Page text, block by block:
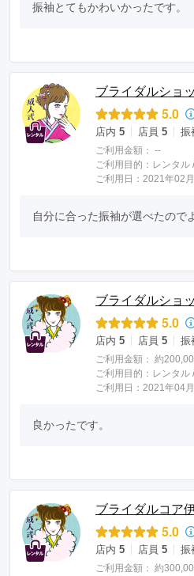
振袖とてもかわいかったです。
ブライダルショ
5.0
店内 5 店員 5 振
ご利用金額： --
ご利用目的： レンタル /
ご利用日：2021年02月
自分に合った振袖が選べたので
ブライダルショ
5.0
店内 5 店員 5 振
ご利用金額： 約
ご利用目的： レンタル /
ご利用日：2021年04月
良かったです。
ブライダルコア
5.0
店内 5 店員 5 振
ご利用金額： 約